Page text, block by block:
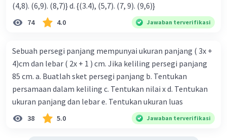
(4,8). (6,9). (8,7)} d. {(3.4), (5,7). (7, 9). (9,6)}
74 4.0 Jawaban terverifikasi
Sebuah persegi panjang mempunyai ukuran panjang ( 3x +
4)cm dan lebar ( 2x + 1 ) cm. Jika keliling persegi panjang
85 cm. a. Buatlah sket persegi panjang b. Tentukan
persamaan dalam keliling c. Tentukan nilai x d. Tentukan
ukuran panjang dan lebar e. Tentukan ukuran luas
38 5.0 Jawaban terverifikasi